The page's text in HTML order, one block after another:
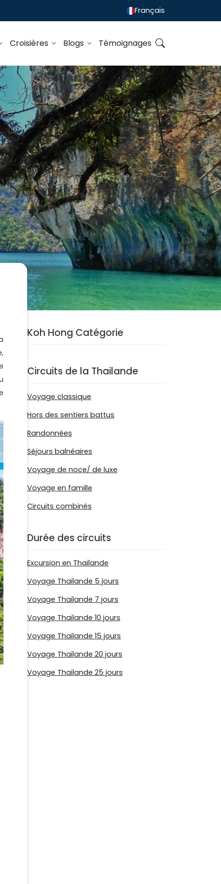
Français
Croisières Blogs Témoignages
Koh Hong Catégorie
Circuits de la Thailande
Voyage classique
Hors des sentiers battus
Randonnées
Séjours balnéaires
Voyage de noce/ de luxe
Voyage en famille
Circuits combinés
Durée des circuits
Excursion en Thaïlande
Voyage Thaïlande 5 jours
Voyage Thaïlande 7 jours
Voyage Thaïlande 10 jours
Voyage Thaïlande 15 jours
Voyage Thaïlande 20 jours
Voyage Thailande 25 jours